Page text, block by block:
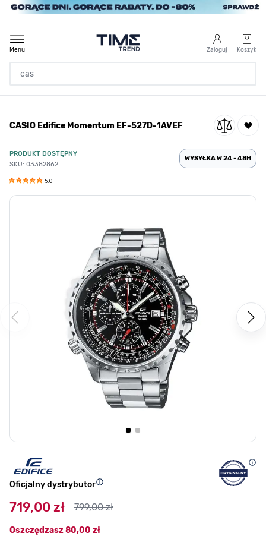
Przejdź do treści
Zaloguj Koszyk
Menu
/ CASIO Edifice Momentum EF-527D-1AVEF
CASIO Edifice Momentum EF-527D-1AVEF
PRODUKT DOSTĘPNY
SKU: 03382862
5.0
WYSYŁKA W 24 - 48H
Oficjalny dystrybutor
719,00 zł 799,00 zł
Oszczędzasz80,00 zł